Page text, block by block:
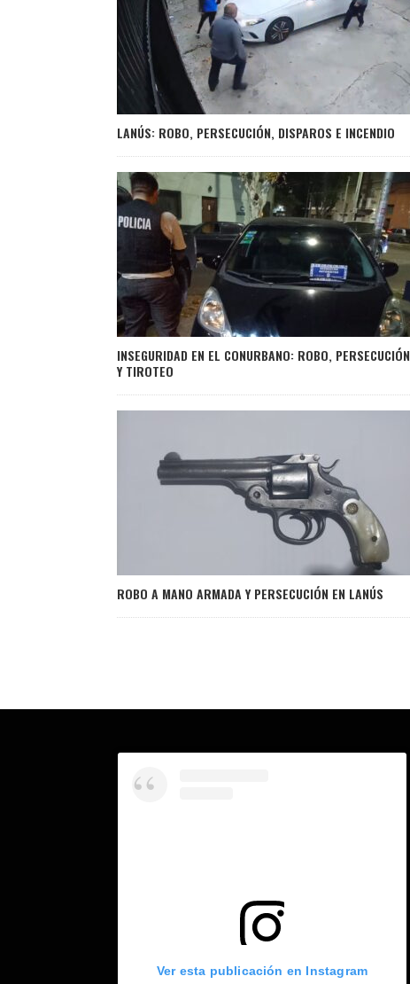
LANÚS: ROBO, PERSECUCIÓN, DISPAROS E INCENDIO
INSEGURIDAD EN EL CONURBANO: ROBO, PERSECUCIÓN
Y TIROTEO
ROBO A MANO ARMADA Y PERSECUCIÓN EN LANÚS
Ver esta publicación en Instagram